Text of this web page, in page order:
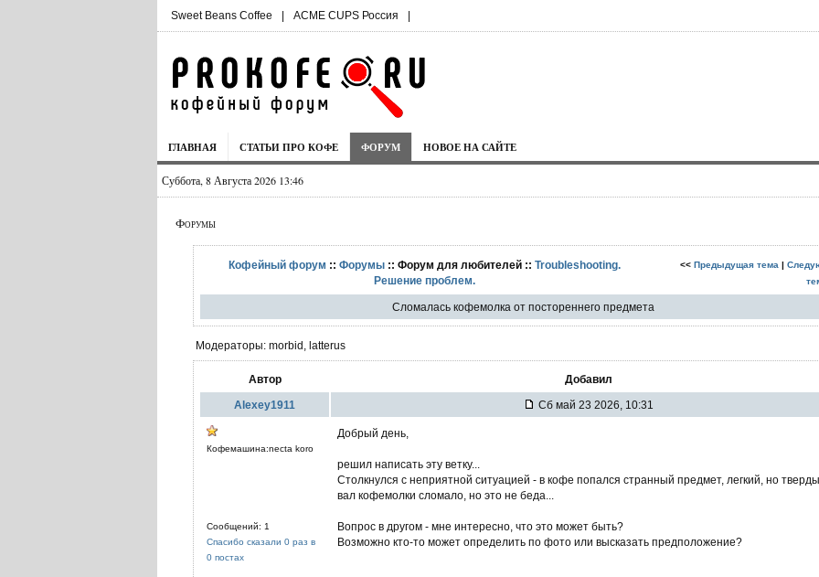
Sweet Beans Coffee | ACME CUPS Россия |
ГЛАВНАЯ СТАТЬИ ПРО КОФЕ ФОРУМ НОВОЕ НА САЙТЕ
Суббота, 8 Августа 2026 13:46
Форумы
Кофейный форум :: Форумы:: Форум для любителей :: Troubleshooting.
Решение проблем.
<< Предыдущая тема |
Сломалась кофемолка от постореннего предмета
Модераторы: morbid, latterus
Автор Добавил
Alexey1911 Сб май 23 2026, 10:31
Кофемашина:necta koro
Сообщений: 1
Спасибо сказали 0 раз в
0 постах
Добрый день,
решил написать эту ветку...
Столкнулся с неприятной ситуацией - в кофе попался странный предмет, легкий, но
вал кофемолки сломало, но это не беда...
Вопрос в другом - мне интересно, что это может быть?
Возможно кто-то может определить по фото или высказать предположение?